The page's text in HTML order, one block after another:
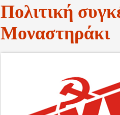
Πολιτική
Μοναστηράκι